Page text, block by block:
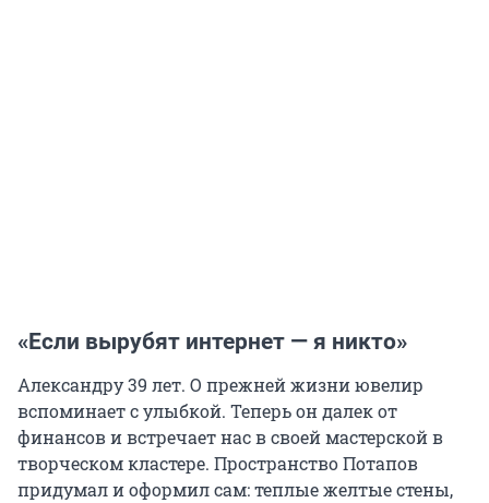
«Если вырубят интернет — я никто»
Александру 39 лет. О прежней жизни ювелир
вспоминает с улыбкой. Теперь он далек от
финансов и встречает нас в своей мастерской в
творческом кластере. Пространство Потапов
придумал и оформил сам: теплые желтые стены,